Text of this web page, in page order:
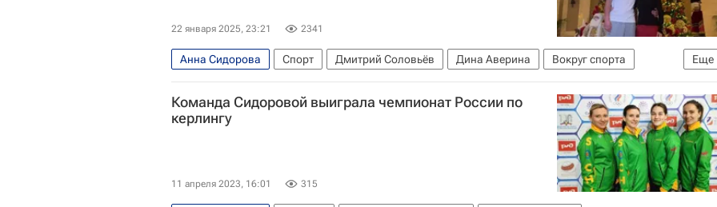
22 января 2025, 23:21 2341
Еще
Анна Сидорова Спорт Дмитрий Соловьёв Дина Аверина
Вокруг спорта
Художественная гимнастика
Команда Сидоровой выиграла чемпионат России по
керлингу
11 апреля 2023, 16:01 315